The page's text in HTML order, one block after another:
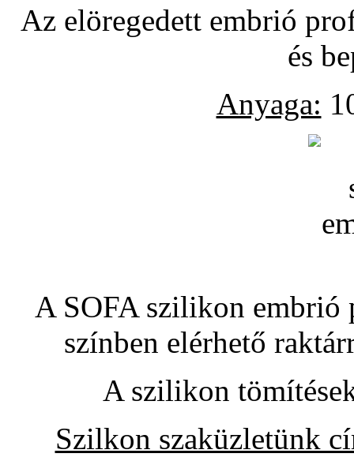
Az elöregedett embrió
és
Anyaga:
A SOFA szilikon embrió
színben elérhető
A szilikon
Szilkon szaküzletünk